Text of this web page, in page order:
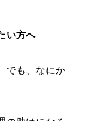
い方へ
でも、なにか